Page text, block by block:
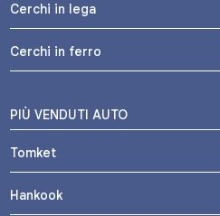
Cerchi in lega
Cerchi in ferro
PIÙ VENDUTI AUTO
Tomket
Hankook